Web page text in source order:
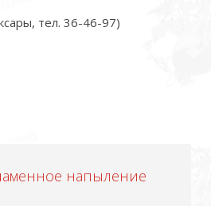
тел. 36-46-97)
напыление